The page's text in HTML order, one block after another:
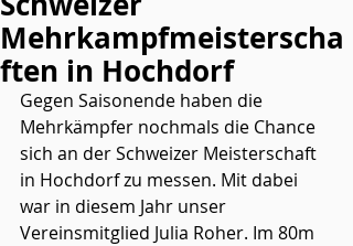
Mehrkampfmeisterscha
ften in Hochdorf
Gegen Saisonende haben die
Mehrkämpfer nochmals die Chance
sich an der Schweizer Meisterschaft
in Hochdorf zu messen. Mit dabei
war in diesem Jahr unser
Vereinsmitglied Julia Roher. Im 80m